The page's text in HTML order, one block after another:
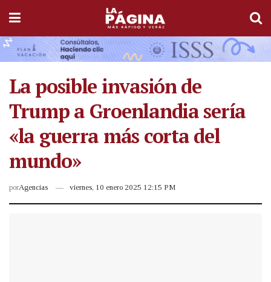
La posible invasión de
Trump a Groenlandia sería
«la guerra más corta del
mundo»
porAgencias viernes, 10 enero 2025 12:15 PM